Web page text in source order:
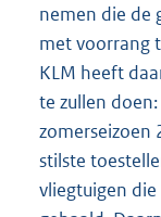
nemen die de
met voorrang
KLM heeft
te zullen
zomerseizoen
stilste
vliegtuigen